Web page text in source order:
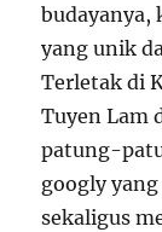
yang unik
Terletak di
Tuyen Lam
patung-
googly
sekaligus